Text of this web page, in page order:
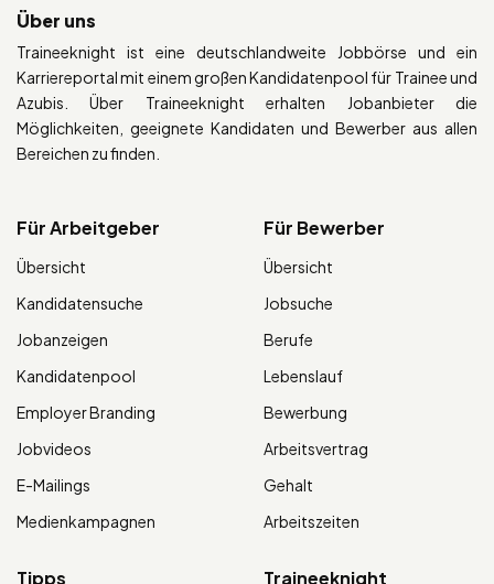
Über uns
Traineeknight ist eine deutschlandweite Jobbörse und ein
Karriereportal mit einem großen Kandidatenpool für Trainee und
Azubis. Über Traineeknight erhalten Jobanbieter die
Möglichkeiten, geeignete Kandidaten und Bewerber aus allen
Bereichen zu finden.
Für Arbeitgeber
Übersicht
Kandidatensuche
Jobanzeigen
Kandidatenpool
Employer Branding
Jobvideos
E-Mailings
Medienkampagnen
Für Bewerber
Übersicht
Jobsuche
Berufe
Lebenslauf
Bewerbung
Arbeitsvertrag
Gehalt
Arbeitszeiten
Tipps Traineeknight